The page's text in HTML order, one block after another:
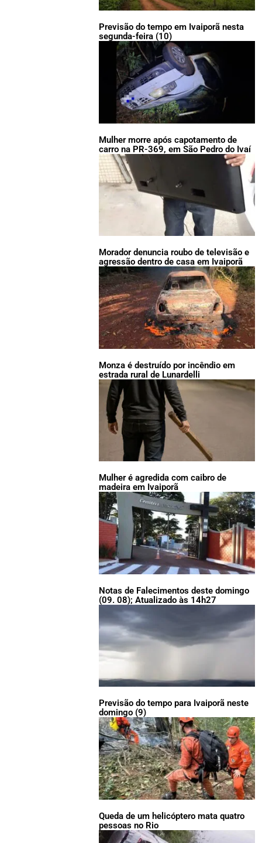
Previsão do tempo em Ivaiporã nesta
segunda-feira (10)
Mulher morre após capotamento de
carro na PR-369, em São Pedro do Ivaí
Morador denuncia roubo de televisão e
agressão dentro de casa em Ivaiporã
Monza é destruído por incêndio em
estrada rural de Lunardelli
Mulher é agredida com caibro de
madeira em Ivaiporã
Notas de Falecimentos deste domingo
(09. 08); Atualizado às 14h27
Previsão do tempo para Ivaiporã neste
domingo (9)
Queda de um helicóptero mata quatro
pessoas no Rio